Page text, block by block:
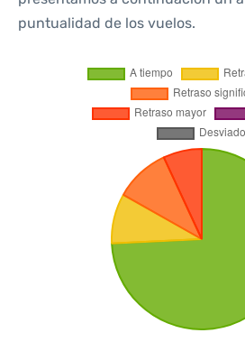
puntualidad de los vuelos.